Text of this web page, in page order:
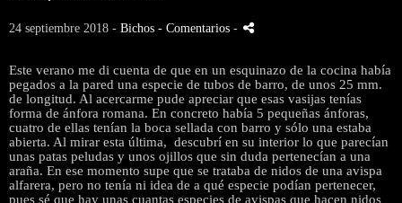
24 septiembre 2018 - Bichos - Comentarios -
Este verano me di cuenta de que en un esquinazo de la cocina había
pegados a la pared una especie de tubos de barro, de unos 25 mm.
de longitud. Al acercarme pude apreciar que esas vasijas tenías
forma de ánfora romana. En concreto había 5 pequeñas ánforas,
cuatro de ellas tenían la boca sellada con barro y sólo una estaba
abierta. Al mirar esta última, descubrí en su interior lo que parecían
unas patas peludas y unos ojillos que sin duda pertenecían a una
araña. En ese momento supe que se trataba de nidos de una avispa
alfarera, pero no tenía ni idea de a qué especie podían pertenecer,
pues sé que hay unas cuantas especies de avispas que hacen nidos